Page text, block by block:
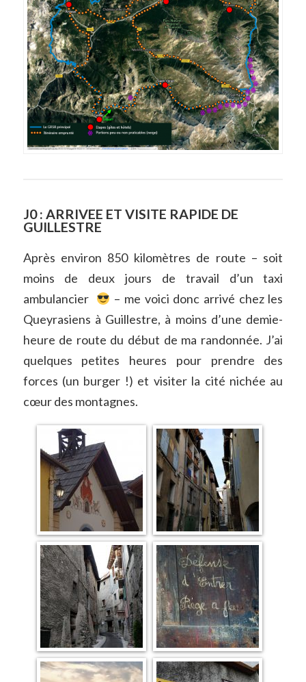
J0 : ARRIVEE ET VISITE RAPIDE DE
GUILLESTRE
Après environ 850 kilomètres de route – soit
moins de deux jours de travail d’un taxi
ambulancier
– me voici donc arrivé chez les
Queyrasiens à Guillestre, à moins d’une demie-
heure de route du début de ma randonnée. J’ai
quelques petites heures pour prendre des
forces (un burger !) et visiter la cité nichée au
cœur des montagnes.